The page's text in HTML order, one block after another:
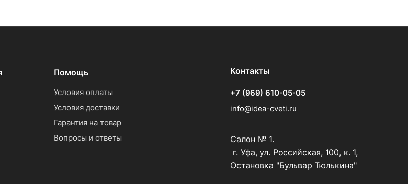
Помощь
Условия оплаты
Условия доставки
Гарантия на товар
Вопросы и ответы
Контакты
+7 (969) 610-05-05
info@idea-cveti.ru
Салон № 1.
г. Уфа, ул. Российская, 100, к. 1,
Остановка "Бульвар Тюлькина"